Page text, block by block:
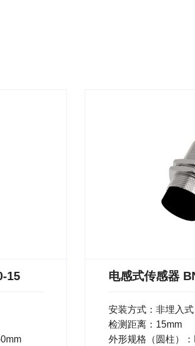
15 电感式传感器
安装方式：非埋入式
检测距离：15mm
外形规格（圆柱）